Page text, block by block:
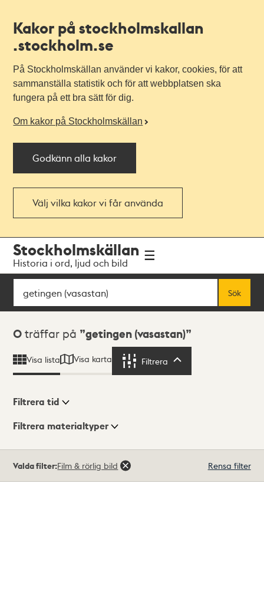
Kakor på stockholmskallan
.stockholm.se
På Stockholmskällan använder vi kakor, cookies, för att
sammanställa statistik och för att webbplatsen ska
fungera på ett bra sätt för dig.
Om kakor på Stockholmskällan
Godkänn alla kakor
Välj vilka kakor vi får använda
navigationen
huvudinnehållet
Stockholmskällan
Historia i ord, ljud och bild
Sök
Sök
Sökresultat
0 träffar på getingen (vasastan)
Visa lista Visa karta Filtrera
Visningsläge
Filtrera tid
Filtrera materialtyper
träffar
Valda filter:Film & rörlig bild Rensa filter